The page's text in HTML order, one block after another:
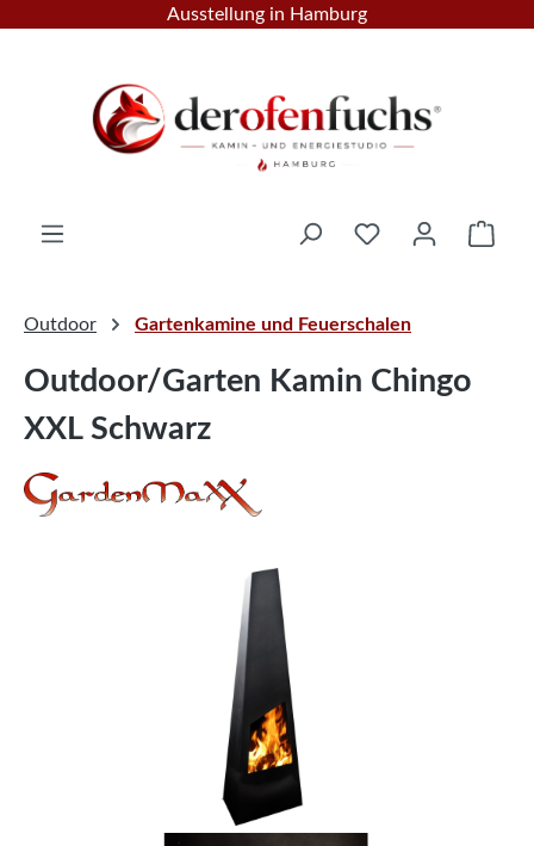
Zum Hauptinhalt springen
Ausstellung in Hamburg
Outdoor Gartenkamine und Feuerschalen
Outdoor/Garten Kamin Chingo
XXL Schwarz